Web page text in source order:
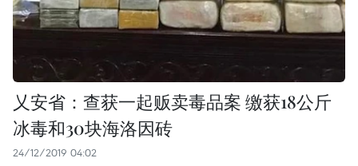
乂安省：查获一起贩卖毒品案 缴获18公斤
冰毒和30块海洛因砖
24/12/2019 04:02